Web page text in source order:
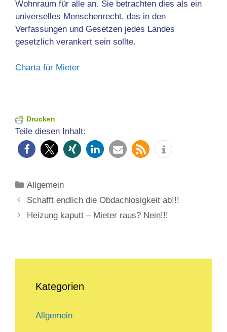
Wohnraum für alle an. Sie betrachten dies als ein
universelles Menschenrecht, das in den
Verfassungen und Gesetzen jedes Landes
gesetzlich verankert sein sollte.
Charta für Mieter
Drucken
Teile diesen Inhalt:
Kategorien
Allgemein
Schafft endlich die Obdachlosigkeit ab!!!
Heizung kaputt – Mieter raus? Nein!!!
Kategorien
Allgemein